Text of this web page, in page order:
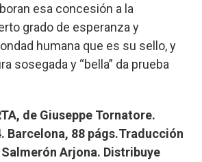
esa concesión a la
grado de esperanza y
humana que es su sello, y
sosegada y “bella” da prueba
de Giuseppe Tornatore.
Barcelona, 88 págs.Traducción
Arjona. Distribuye